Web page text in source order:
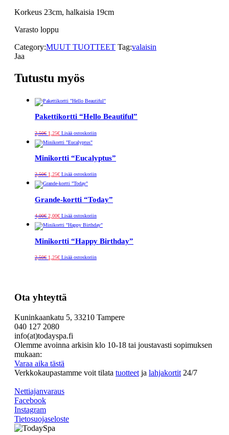
Korkeus 23cm, halkaisia 19cm
Varasto loppu
Category:MUUT TUOTTEET Tag:valaisin
Jaa
Tutustu myös
Pakettikortti “Hello Beautiful”
2,50€hinta
oli:
2,50€.
1,25€hinta
on:
1,25€.
Lisää ostoskoriin
Minikortti “Eucalyptus”
2,50€
Alkuperäinen
hinta
oli:
1,25€
Nykyinen
hinta
on:
Lisää ostoskoriin
Grande-kortti “Today”
4,00€
Alkuperäinen
hinta
oli:
4,00€.
2,00€
Nykyinen
hinta
on:
2,00€.
Lisää ostoskoriin
Minikortti “Happy Birthday”
2,50€hinta
1,25€hinta
Lisää ostoskoriin
Ota yhteyttä
Kuninkaankatu 5, 33210 Tampere
040 127 2080
info(at)todayspa.fi
Olemme avoinna arkisin klo 10-18 tai joustavasti sopimuksen
mukaan:
Varaa aika tästä
Verkkokaupastamme voit tilata tuotteet ja lahjakortit 24/7
Nettiajanvaraus
Facebook
Instagram
Tietosuojaseloste